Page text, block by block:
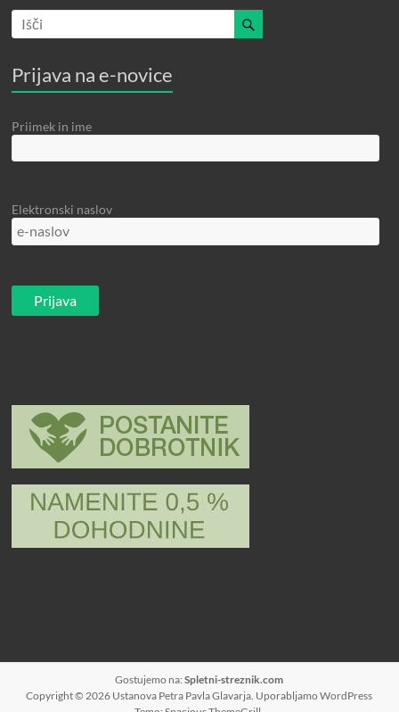
Prijava na e-novice
Priimek in ime
Elektronski naslov
Gostujemo na:Spletni-streznik.com
Copyright © 2026 Ustanova Petra Pavla Glavarja . UporabljamoWordPress